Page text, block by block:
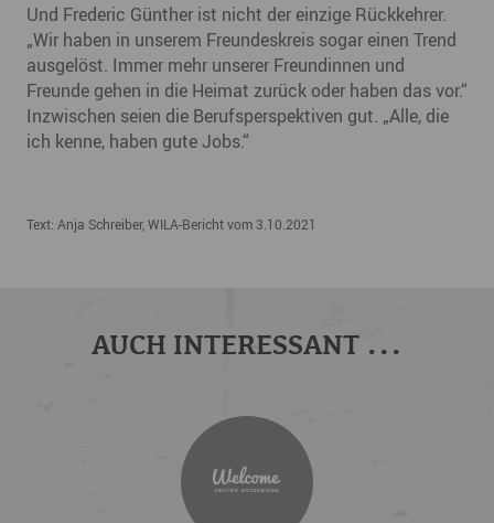
Und Frederic Günther ist nicht der einzige Rückkehrer.
„Wir haben in unserem Freundeskreis sogar einen Trend
ausgelöst. Immer mehr unserer Freundinnen und
Freunde gehen in die Heimat zurück oder haben das vor.“
Inzwischen seien die Berufsperspektiven gut. „Alle, die
ich kenne, haben gute Jobs.“
Text: Anja Schreiber, WILA-Bericht vom 3.10.2021
AUCH INTERESSANT ...